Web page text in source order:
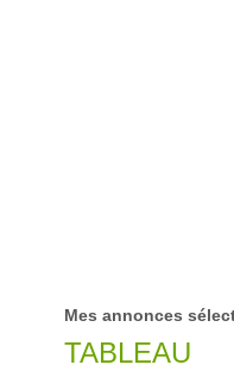
Mes annonces
TABLEAU